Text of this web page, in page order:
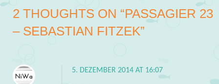
2 THOUGHTS ON “PASSAGIER 23
– SEBASTIAN FITZEK”
5. DEZEMBER 2014 AT 16:07